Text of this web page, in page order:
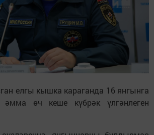
елгы кышка караганда 16 янгынга
әмма өч кеше күбрәк үлгәнлеген